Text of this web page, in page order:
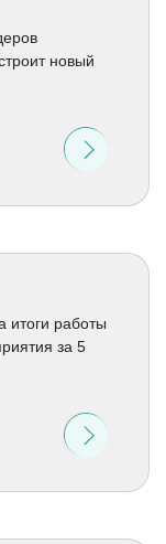
новый
итоги работы
за 5